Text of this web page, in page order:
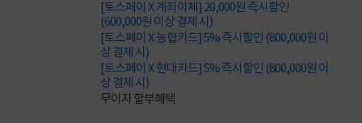
[토스페이 X 계좌이체] 20,000원 즉시할인
(600,000원 이상 결제 시)
[토스페이 X 농협카드] 5% 즉시할인 (800,000원 이
상 결제 시)
[토스페이 X 현대카드] 5% 즉시할인 (800,000원 이
상 결제 시)
무이자 할부혜택